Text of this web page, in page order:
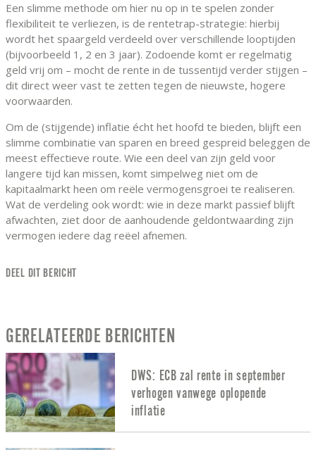
Een slimme methode om hier nu op in te spelen zonder
flexibiliteit te verliezen, is de rentetrap-strategie: hierbij
wordt het spaargeld verdeeld over verschillende looptijden
(bijvoorbeeld 1, 2 en 3 jaar). Zodoende komt er regelmatig
geld vrij om – mocht de rente in de tussentijd verder stijgen –
dit direct weer vast te zetten tegen de nieuwste, hogere
voorwaarden.
Om de (stijgende) inflatie écht het hoofd te bieden, blijft een
slimme combinatie van sparen en breed gespreid beleggen de
meest effectieve route. Wie een deel van zijn geld voor
langere tijd kan missen, komt simpelweg niet om de
kapitaalmarkt heen om reële vermogensgroei te realiseren.
Wat de verdeling ook wordt: wie in deze markt passief blijft
afwachten, ziet door de aanhoudende geldontwaarding zijn
vermogen iedere dag reëel afnemen.
DEEL DIT BERICHT
GERELATEERDE BERICHTEN
DWS: ECB zal rente in september
verhogen vanwege oplopende
inflatie